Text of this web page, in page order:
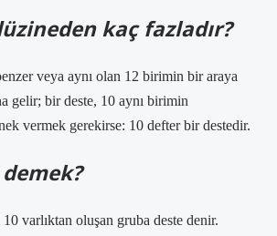
kaç fazladır?
veya aynı olan 12 birimin bir araya
gelir; bir deste, 10 aynı birimin
vermek gerekirse: 10 defter bir destedir.
varlıktan oluşan gruba deste denir.